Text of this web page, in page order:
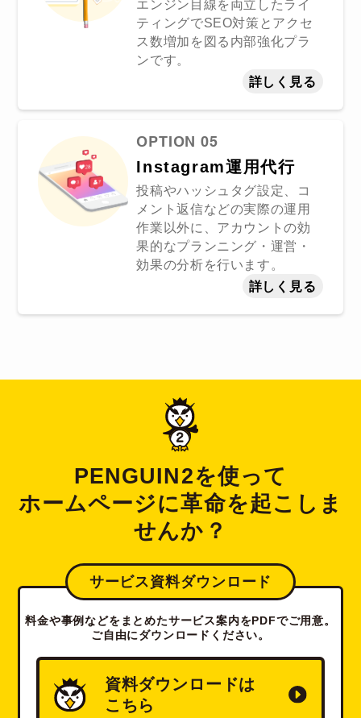
エンジン目線を両立したライ
ティングでSEO対策とアクセ
ス数増加を図る内部強化プラ
ンです。
詳しく見る
OPTION 05
Instagram運用代行
投稿やハッシュタグ設定、コ
メント返信などの実際の運用
作業以外に、アカウントの効
果的なプランニング・運営・
効果の分析を行います。
詳しく見る
PENGUIN2を使って
ホームページに革命を起こしま
せんか？
サービス資料ダウンロード
料金や事例などをまとめたサービス案内をPDFでご用意。
ご自由にダウンロードください。
資料ダウンロードは
こちら